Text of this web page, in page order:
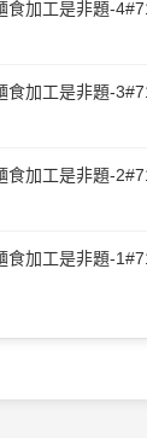
食加工是非題-
食加工是非題-
食加工是非題-
食加工是非題-